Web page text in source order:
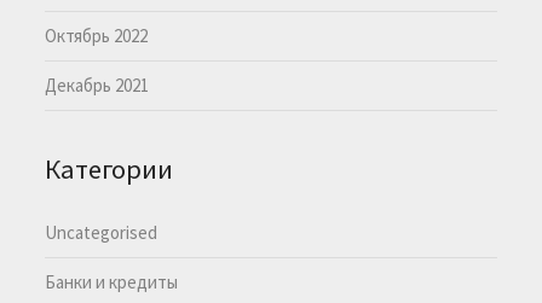
Октябрь 2022
Декабрь 2021
Категории
Uncategorised
Банки и кредиты